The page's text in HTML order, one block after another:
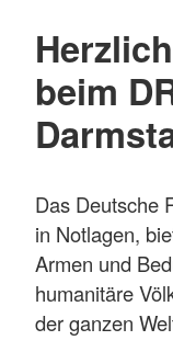
beim
Das Deutsche
in Notlagen,
Armen und
humanitäre
der ganzen